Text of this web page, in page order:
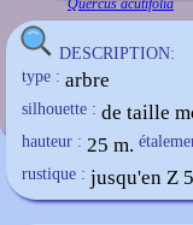
Quercus acutifolia
DESCRIPTION:
type : arbre
silhouette : de taille
hauteur : 25 m.
rustique : jusqu'en Z 5